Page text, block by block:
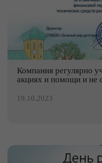
Компания регулярно
акциях и помощи и не
19.10.2023